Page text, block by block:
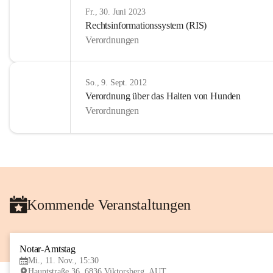
Fr., 30. Juni 2023
Rechtsinformationssystem (RIS)
Verordnungen
So., 9. Sept. 2012
Verordnung über das Halten von Hunden
Verordnungen
Kommende Veranstaltungen
Notar-Amtstag
Mi., 11. Nov., 15:30